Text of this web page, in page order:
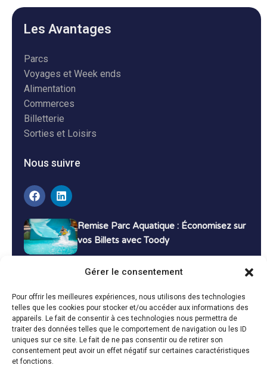
Gérer le consentement
Pour offrir les meilleures expériences, nous utilisons des technologies
telles que les cookies pour stocker et/ou accéder aux informations des
appareils. Le fait de consentir à ces technologies nous permettra de
traiter des données telles que le comportement de navigation ou les ID
uniques sur ce site. Le fait de ne pas consentir ou de retirer son
consentement peut avoir un effet négatif sur certaines caractéristiques
et fonctions.
Les Avantages
Parcs
Voyages et Week ends
Alimentation
Commerces
Billetterie
Sorties et Loisirs
Nous suivre
Remise Parc Aquatique : Économisez sur
vos Billets avec Toody
Bons Plans Voyage : Économisez sur vos
Vacances avec Toody
13 décembre 2024 Bon plans